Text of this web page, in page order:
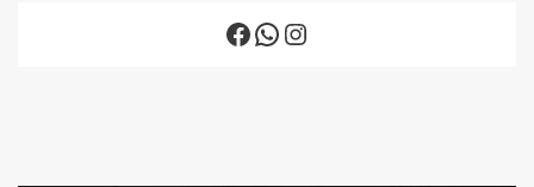
Facebook
WhatsApp
Instagram